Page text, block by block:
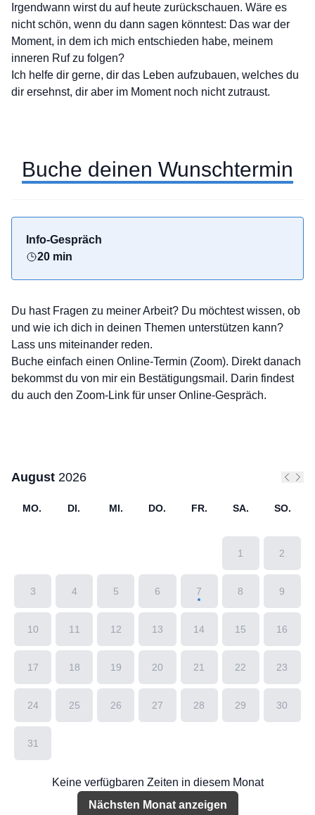
Irgendwann wirst du auf heute zurückschauen. Wäre es
nicht schön, wenn du dann sagen könntest: Das war der
Moment, in dem ich mich entschieden habe, meinem
inneren Ruf zu folgen?
Ich helfe dir gerne, dir das Leben aufzubauen, welches du
dir ersehnst, dir aber im Moment noch nicht zutraust.
Buche deinen Wunschtermin
Info-Gespräch
20 min
Du hast Fragen zu meiner Arbeit? Du möchtest wissen, ob
und wie ich dich in deinen Themen unterstützen kann?
Lass uns miteinander reden.
Buche einfach einen Online-Termin (Zoom). Direkt danach
bekommst du von mir ein Bestätigungsmail. Darin findest
du auch den Zoom-Link für unser Online-Gespräch.
August 2026
MO. DI. MI. DO. FR. SA. SO.
1 2
3 4 5 6 7 8 9
10 11 12 13 14 15 16
17 18 19 20 21 22 23
24 25 26 27 28 29 30
31
Keine verfügbaren Zeiten in diesem Monat
Nächsten Monat anzeigen